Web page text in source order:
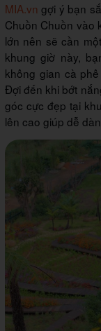
MIA.vn gợi ý bạn
Chuồn Chuồn vào
lớn nên sẽ cần
khung giờ này,
không gian cà
Đợi đến khi bớt
góc cực đẹp tại
lên cao giúp dễ